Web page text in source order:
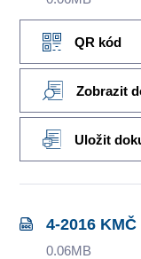
QR kód
Zobrazit
Uložit
4-2016
0.06MB